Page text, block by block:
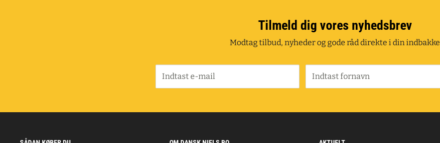
Tilmeld dig vores nyhedsbrev
Modtag tilbud, nyheder og gode råd direkte i din indbakke
Indtast e-mail Indtast fornavn